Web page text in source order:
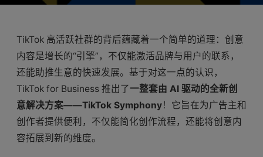
TikTok 高活跃社群的背后蕴藏着一个简单的道理：创意
内容是增长的“引擎”，不仅能激活品牌与用户的联系，
还能助推生意的快速发展。基于对这一点的认识，
TikTok for Business 推出了一整套由 AI 驱动的全新创
意解决方案——TikTok Symphony！它旨在为广告主和
创作者提供便利，不仅能简化创作流程，还能将创意内
容拓展到新的维度。